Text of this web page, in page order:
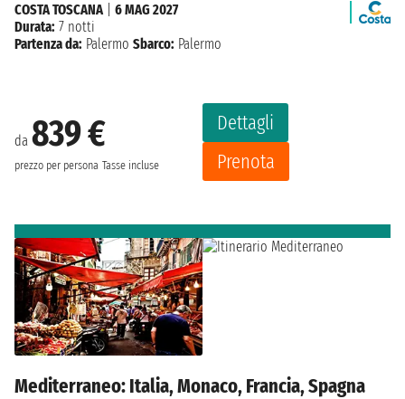
da 839 €
prezzo per persona Tasse incluse
Dettagli
Prenota
COSTA TOSCANA| 6 MAG 2027
Durata: 7 notti
Partenza da: Palermo Sbarco: Palermo
Mediterraneo: Italia, Monaco, Francia, Spagna